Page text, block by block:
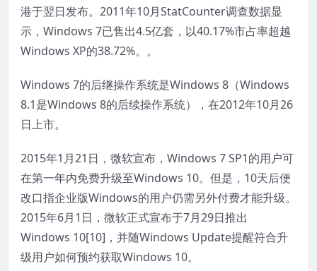
港于翌日发布。2011年10月StatCounter调查数据显
示，Windows 7已售出4.5亿套，以40.17%市占率超越
Windows XP的38.72%。。
Windows 7的后继操作系统是Windows 8（Windows
8.1是Windows 8的后续操作系统），在2012年10月26
日上市。
2015年1月21日，微软宣布，Windows 7 SP1的用户可
在第一年内免费升级至Windows 10。但是，10天后便
改口指企业版Windows的用户仍需另外付费才能升级。
2015年6月1日，微软正式宣布于7月29日推出
Windows 10[10]，并随Windows Update提醒符合升
级用户如何预约获取Windows 10。